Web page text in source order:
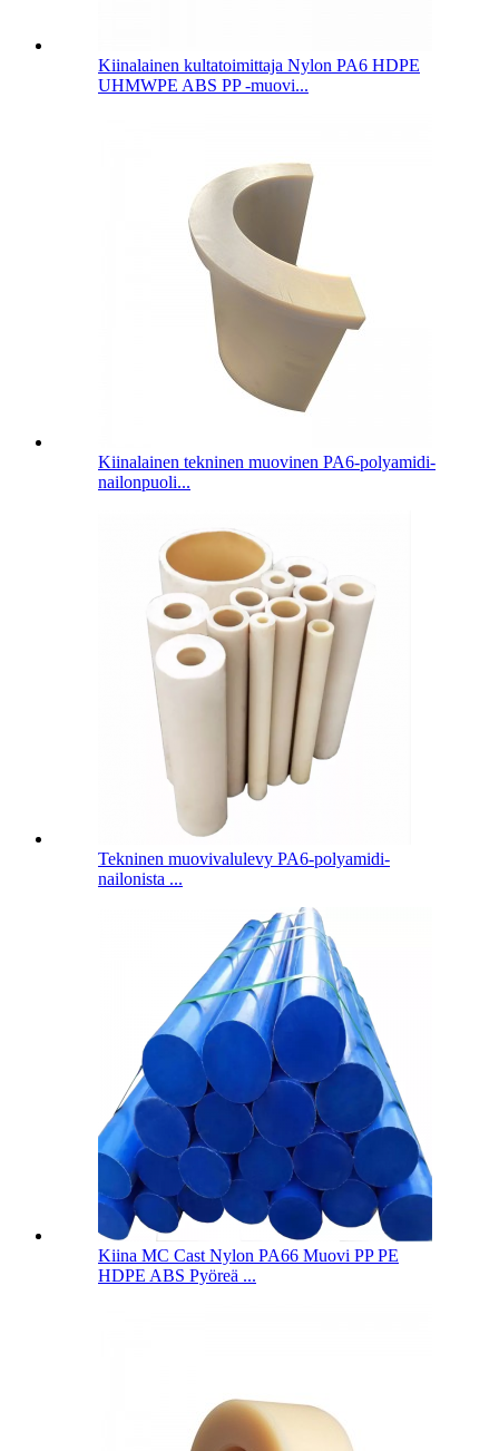
Kiinalainen kultatoimittaja Nylon PA6 HDPE
UHMWPE ABS PP -muovi...
Kiinalainen tekninen muovinen PA6-polyamidi-
nailonpuoli...
Tekninen muovivalulevy PA6-polyamidi-
nailonista ...
Kiina MC Cast Nylon PA66 Muovi PP PE
HDPE ABS Pyöreä ...